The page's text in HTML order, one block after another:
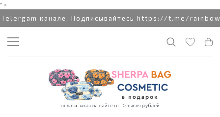
">
канале. Подписывайтесь https://t.me/